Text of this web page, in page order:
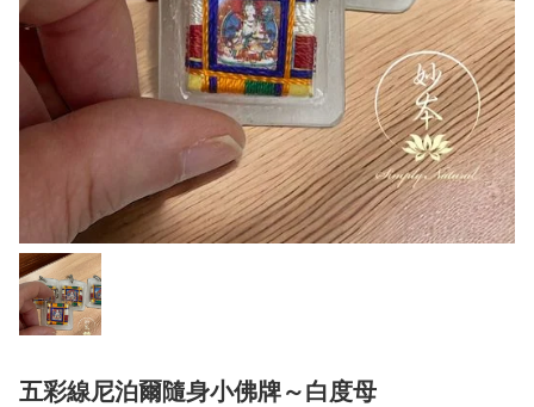
五彩線尼泊爾隨身小佛牌～白度母